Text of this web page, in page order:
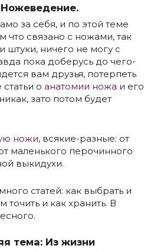
Ножеведение.
за себя, и по этой теме
что связано с ножами, так
штуки, ничего не могу с
пока доберусь до чего-
вам друзья, потерпеть
о анатомии ножа и его
зато потом будет
ножи, всякие-разные: от
маленького перочинного
выкидухи.
статей: как выбрать и
точить и как хранить. В
тема: Из жизни